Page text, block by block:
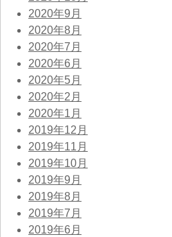
2020年9月
2020年8月
2020年7月
2020年6月
2020年5月
2020年2月
2020年1月
2019年12月
2019年11月
2019年10月
2019年9月
2019年8月
2019年7月
2019年6月